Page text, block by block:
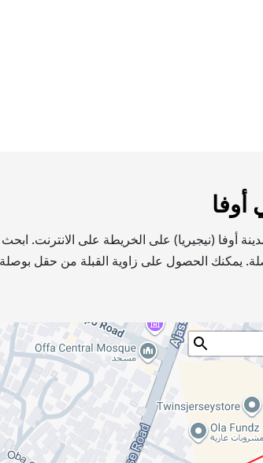
أوفا
أوفا (نيجيريا) على الخريطة على
يمكنك الحصول على زاوية القبلة من حقل بوصلة